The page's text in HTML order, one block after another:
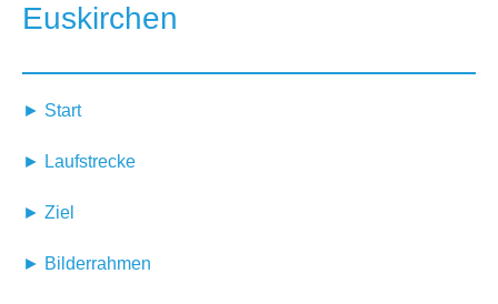
Euskirchen
► Start
► Laufstrecke
► Ziel
► Bilderrahmen